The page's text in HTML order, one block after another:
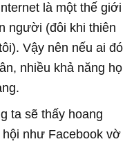
là một thế giới
người (đôi khi thiên
Vậy nên nếu ai đó
nhiều khả năng họ
ta sẽ thấy hoang
như Facebook vờ